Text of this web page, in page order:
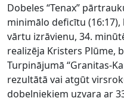
Dobeles “Tenax”
minimālo deficītu
vārtu izrāvienu, 34.
realizēja Kristers Plūme,
Turpinājumā “Granitas-
rezultātā vai atgūt
dobelniekiem uzvara ar